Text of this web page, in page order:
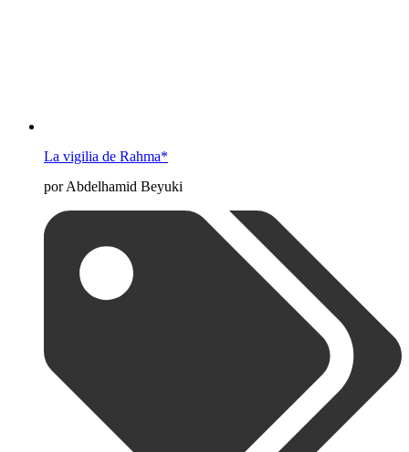
La vigilia de Rahma*
por Abdelhamid Beyuki